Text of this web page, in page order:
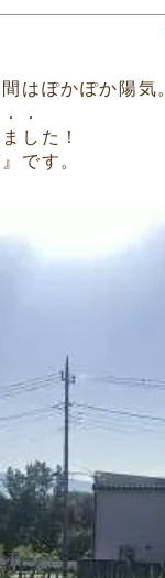
はぽかぽか陽気
．
した！
です。